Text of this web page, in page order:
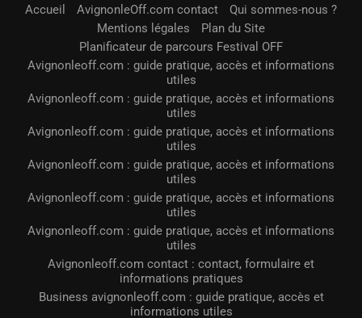
Accueil AvignonleOff.com contact
Qui sommes-nous ?
Mentions légales
Plan du Site
Planificateur de parcours Festival OFF
Avignonleoff.com : guide pratique, accès et informations
utiles
Avignonleoff.com : guide pratique, accès et informations
utiles
Avignonleoff.com : guide pratique, accès et informations
utiles
Avignonleoff.com : guide pratique, accès et informations
utiles
Avignonleoff.com : guide pratique, accès et informations
utiles
Avignonleoff.com : guide pratique, accès et informations
utiles
Avignonleoff.com contact : contact, formulaire et
informations pratiques
Business avignonleoff.com : guide pratique, accès et
informations utiles